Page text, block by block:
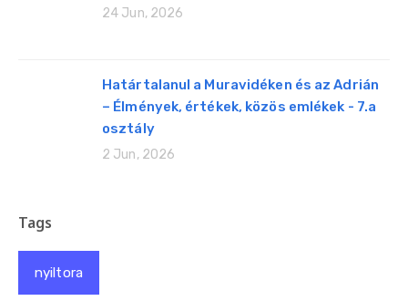
24 Jun, 2026
Határtalanul a Muravidéken és az Adrián
– Élmények, értékek, közös emlékek - 7.a
osztály
2 Jun, 2026
Tags
nyiltora